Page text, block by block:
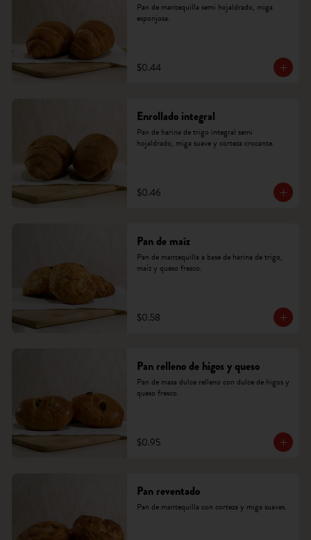
Pan de mantequilla semi hojaldrado, miga
esponjosa.
$0.44
Enrollado integral
Pan de harina de trigo integral semi
hojaldrado, miga suave y corteza crocante.
$0.46
Pan de maíz
Pan de mantequilla a base de harina de trigo,
maíz y queso fresco.
$0.58
Pan relleno de higos y queso
Pan de masa dulce relleno con dulce de higos y
queso fresco.
$0.95
Pan reventado
Pan de mantequilla con corteza y miga suaves.